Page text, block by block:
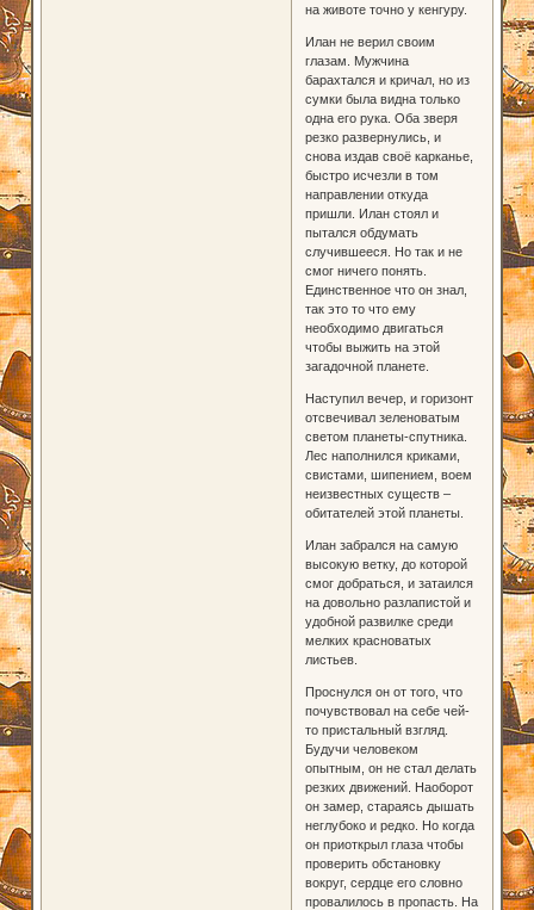
на животе точно у кенгуру.
Илан не верил своим
глазам. Мужчина
барахтался и кричал, но из
сумки была видна только
одна его рука. Оба зверя
резко развернулись, и
снова издав своё карканье,
быстро исчезли в том
направлении откуда
пришли. Илан стоял и
пытался обдумать
случившееся. Но так и не
смог ничего понять.
Единственное что он знал,
так это то что ему
необходимо двигаться
чтобы выжить на этой
загадочной планете.
Наступил вечер, и горизонт
отсвечивал зеленоватым
светом планеты-спутника.
Лес наполнился криками,
свистами, шипением, воем
неизвестных существ –
обитателей этой планеты.
Илан забрался на самую
высокую ветку, до которой
смог добраться, и затаился
на довольно разлапистой и
удобной развилке среди
мелких красноватых
листьев.
Проснулся он от того, что
почувствовал на себе чей-
то пристальный взгляд.
Будучи человеком
опытным, он не стал делать
резких движений. Наоборот
он замер, стараясь дышать
неглубоко и редко. Но когда
он приоткрыл глаза чтобы
проверить обстановку
вокруг, сердце его словно
провалилось в пропасть. На